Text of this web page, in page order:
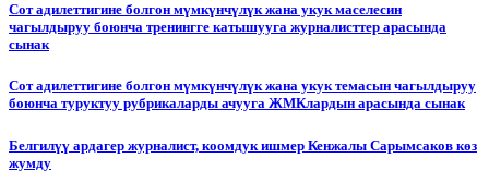
Сот адилеттигине болгон мүмкүнчүлүк жана укук маселесин
чагылдыруу боюнча тренингге катышууга журналисттер арасында
сынак
Сот адилеттигине болгон мүмкүнчүлүк жана укук темасын чагылдыруу
боюнча туруктуу рубрикаларды ачууга ЖМКлардын арасында сынак
Белгилүү ардагер журналист, коомдук ишмер Кенжалы Сарымсаков көз
жумду